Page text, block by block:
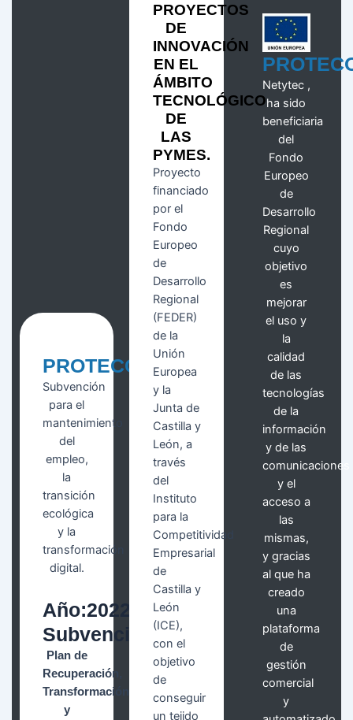
PROTECOM
Subvención
para el
mantenimiento
del
empleo,
la
transición
ecológica
y la
transformación
digital.
Año:2022
Subvención:5.000€
Plan de
Recuperación,
Transformación
y
PROYECTOS
DE
INNOVACIÓN
EN EL
ÁMBITO
TECNOLÓGICO
DE
LAS
PYMES.
Proyecto
financiado
por el
Fondo
Europeo
de
Desarrollo
Regional
(FEDER)
de la
Unión
Europea
y la
Junta de
Castilla y
León, a
través
del
Instituto
para la
Competitividad
Empresarial
de
Castilla y
León
(ICE),
con el
objetivo
de
conseguir
un tejido
Netytec ,
ha sido
beneficiaria
del
Fondo
Europeo
de
Desarrollo
Regional
cuyo
objetivo
es
mejorar
el uso y
la
calidad
de las
tecnologías
de la
información
y de las
comunicaciones
y el
acceso a
las
mismas,
y gracias
al que ha
creado
una
plataforma
de
gestión
comercial
y